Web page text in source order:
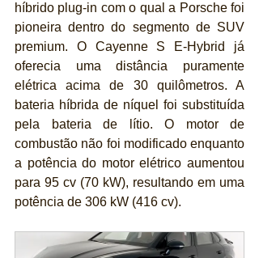
híbrido plug-in com o qual a Porsche foi
pioneira dentro do segmento de SUV
premium. O Cayenne S E-Hybrid já
oferecia uma distância puramente
elétrica acima de 30 quilômetros. A
bateria híbrida de níquel foi substituída
pela bateria de lítio. O motor de
combustão não foi modificado enquanto
a potência do motor elétrico aumentou
para 95 cv (70 kW), resultando em uma
potência de 306 kW (416 cv).